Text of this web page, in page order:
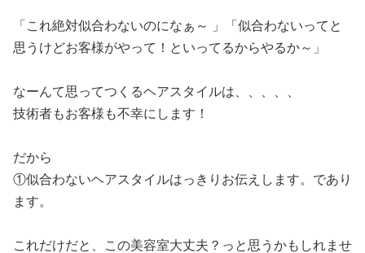
「これ絶対似合わないのになぁ～ 」「似合わないってと
思うけどお客様がやって！といってるからやるか～」
なーんて思ってつくるヘアスタイルは、、、、、
技術者もお客様も不幸にします！
だから
①似合わないヘアスタイルはっきりお伝えします。であり
ます。
これだけだと、この美容室大丈夫？っと思うかもしれませ